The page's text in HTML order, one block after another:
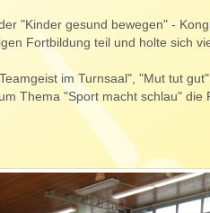
"Kinder gesund bewegen" -
Fortbildung teil und holte sich
im Turnsaal", "Mut tut
Thema "Sport macht schlau" die